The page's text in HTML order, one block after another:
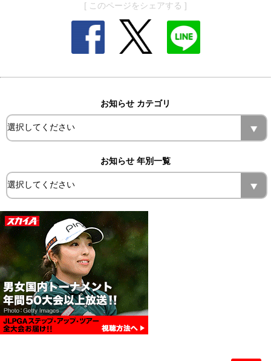
[ このページをシェアする ]
お知らせ カテゴリ
お知らせ 年別一覧